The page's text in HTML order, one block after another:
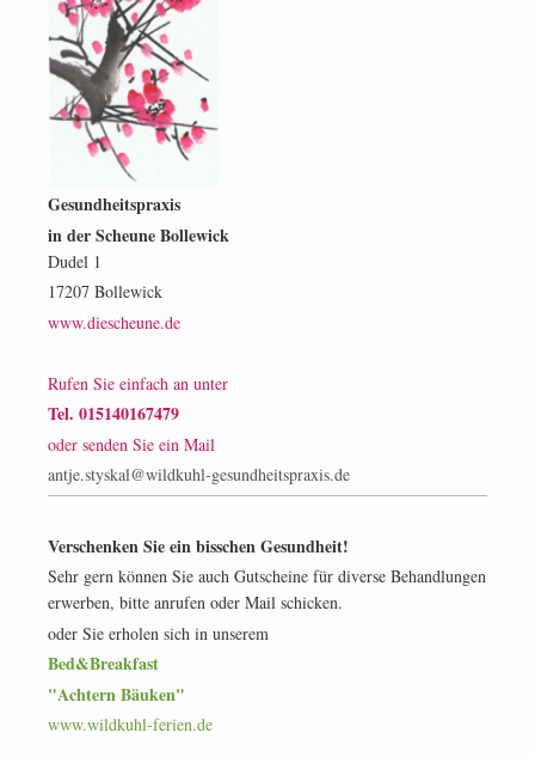
Gesundheitspraxis
in der Scheune Bollewick
Dudel 1
17207 Bollewick
www.diescheune.de
Rufen Sie einfach an unter
Tel. 015140167479
oder senden Sie ein Mail
antje.styskal@wildkuhl-gesundheitspraxis.de
Verschenken Sie ein bisschen Gesundheit!
Sehr gern können Sie auch Gutscheine für diverse Behandlungen
erwerben, bitte anrufen oder Mail schicken.
oder Sie erholen sich in unserem
Bed&Breakfast
"Achtern Bäuken"
www.wildkuhl-ferien.de